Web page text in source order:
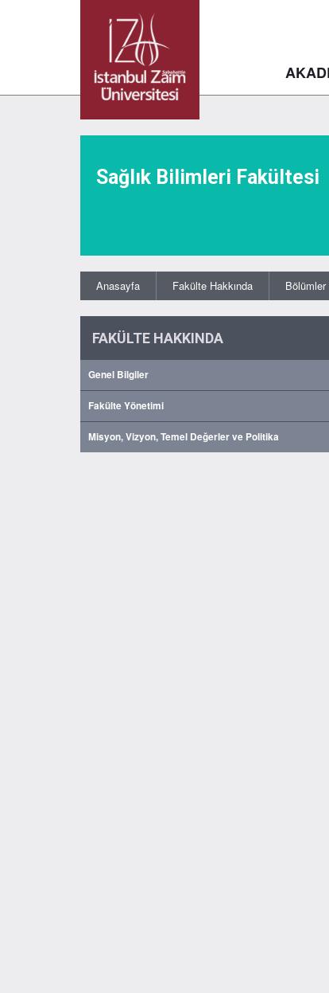
Sağlık Bilimleri Fakültesi
Anasayfa Fakülte Hakkında Bölümler
FAKÜLTE HAKKINDA
Genel Bilgiler
Fakülte Yönetimi
Misyon, Vizyon, Temel Değerler ve Politika